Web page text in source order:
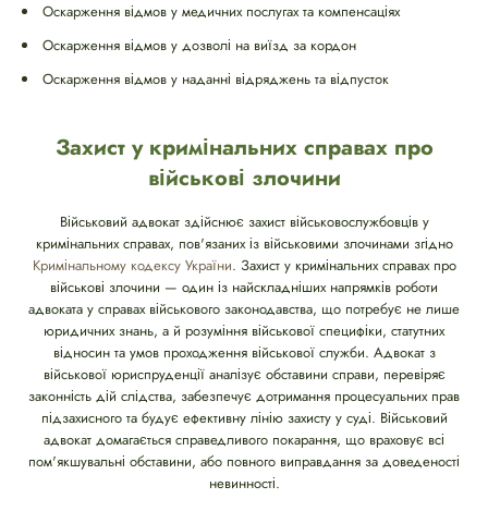
Оскарження відмов у медичних послугах та компенсаціях
Оскарження відмов у дозволі на виїзд за кордон
Оскарження відмов у наданні відряджень та відпусток
Захист у кримінальних справах про
військові злочини
Військовий адвокат здійснює захист військовослужбовців у
кримінальних справах, пов'язаних із військовими злочинами згідно
Кримінальному кодексу України. Захист у кримінальних справах про
військові злочини — один із найскладніших напрямків роботи
адвоката у справах військового законодавства, що потребує не лише
юридичних знань, а й розуміння військової специфіки, статутних
відносин та умов проходження військової служби. Адвокат з
військової юриспруденції аналізує обставини справи, перевіряє
законність дій слідства, забезпечує дотримання процесуальних прав
підзахисного та будує ефективну лінію захисту у суді. Військовий
адвокат домагається справедливого покарання, що враховує всі
пом'якшувальні обставини, або повного виправдання за доведеності
невинності.